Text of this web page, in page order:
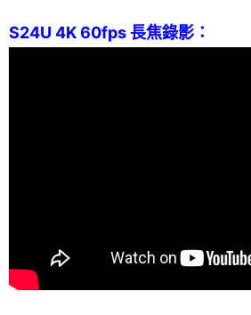
S24U 4K 60fps 長焦錄影：